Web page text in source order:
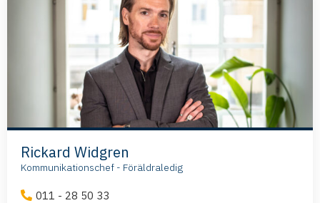
Rickard Widgren
Kommunikationschef - Föräldraledig
011 - 28 50 33